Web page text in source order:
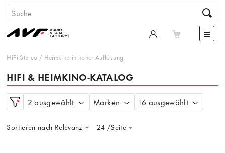
HiFi Stereo / Heimkino in hoher Auflösung
HIFI & HEIMKINO-KATALOG
2 ausgewählt Marken 16 ausgewählt
Sortieren nach Relevanz 24 /Seite